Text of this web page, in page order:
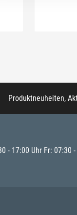
Produktneuheiten,
- 17:00 Uhr Fr: 07:30